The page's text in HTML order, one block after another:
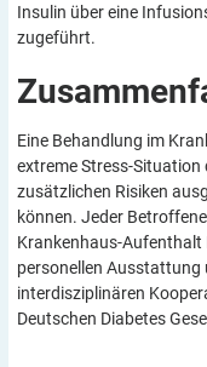
Insulin über eine
zugeführt.
Eine Behandlung im
extreme Stress-Situation
zusätzlichen Risiken
können. Jeder
Krankenhaus-
personellen Ausstattung
interdisziplinären
Deutschen Diabetes